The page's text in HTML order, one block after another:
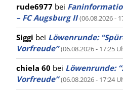
rude6977 bei
– FC Augsburg II (06.08.2026 -
Siggi bei Löwenrunde:
Vorfreude” (06.08.2026 - 17:25
chiela 60 bei Löwenrunde:
Vorfreude” (06.08.2026 - 17:24